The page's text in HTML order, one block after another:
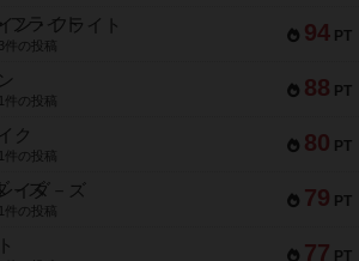
94 PT
ン・フライト
3件の投稿
88 PT
1件の投稿
80 PT
ク
1件の投稿
79 PT
イダ－ズ
1件の投稿
77 PT